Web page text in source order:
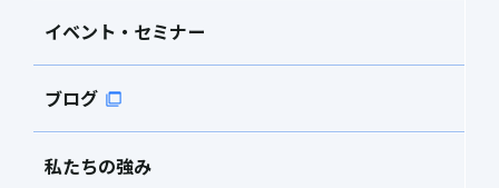
イベント・セミナー
ブログ
私たちの強み